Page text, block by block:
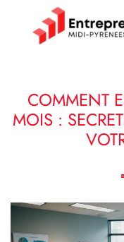
COMMENT
MOIS :